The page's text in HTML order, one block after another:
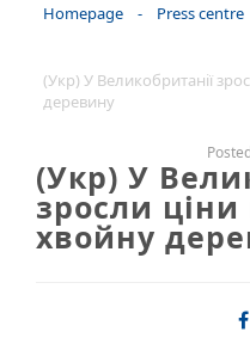
Homepage - Press centre
(Укр) У Великобританії
деревину
(Укр) У
зросли ціни
хвойну